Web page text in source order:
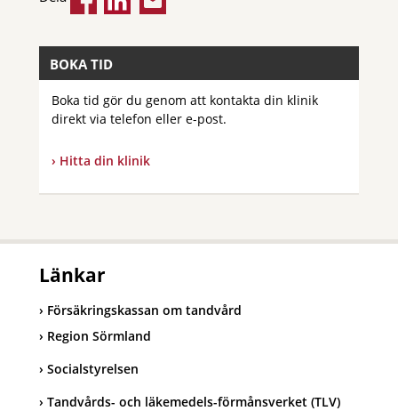
BOKA TID
Boka tid gör du genom att kontakta din klinik
direkt via telefon eller e-post.
Hitta din klinik
Länkar
Försäkringskassan om tandvård
Region Sörmland
Socialstyrelsen
Tandvårds- och läkemedels-förmånsverket (TLV)